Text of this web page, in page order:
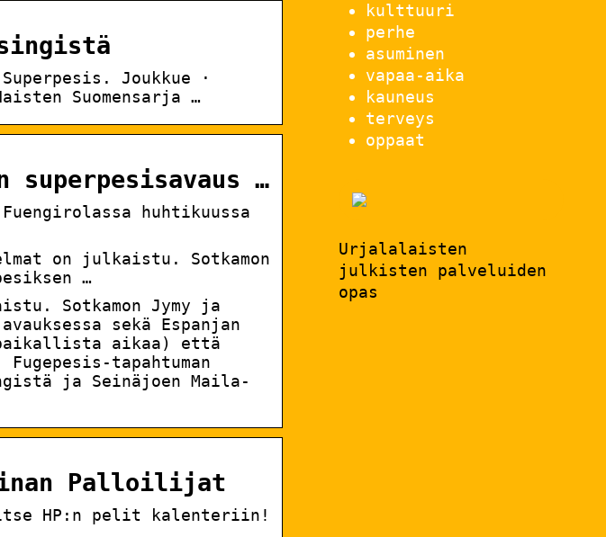
Joukkue ·
Suomensarja …
…
huhtikuussa
on julkaistu. Sotkamon
…
Sotkamon Jymy ja
sekä Espanjan
aikaa) että
tapahtuman
ja Seinäjoen Maila-
Palloilijat
HP:n pelit kalenteriin!
kulttuuri
perhe
asuminen
vapaa-aika
kauneus
terveys
oppaat
Urjalalaisten
julkisten palveluiden
opas